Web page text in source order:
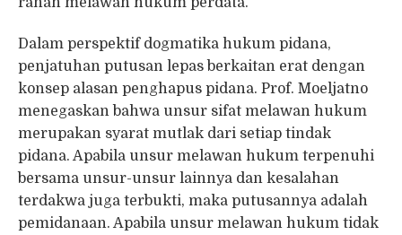
Dalam perspektif dogmatika hukum pidana,
penjatuhan putusan lepas berkaitan erat dengan
konsep alasan penghapus pidana. Prof. Moeljatno
menegaskan bahwa unsur sifat melawan hukum
merupakan syarat mutlak dari setiap tindak
pidana. Apabila unsur melawan hukum terpenuhi
bersama unsur-unsur lainnya dan kesalahan
terdakwa juga terbukti, maka putusannya adalah
pemidanaan. Apabila unsur melawan hukum tidak